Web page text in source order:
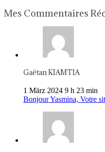
Mes Commentaires
Gaëtan KIAMTIA
1 März 2024 9 h 23 min
Bonjour Yasmina, Votre